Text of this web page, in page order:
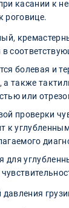
касании к
роговице.
болевая и
а также
или
проверки
к
для